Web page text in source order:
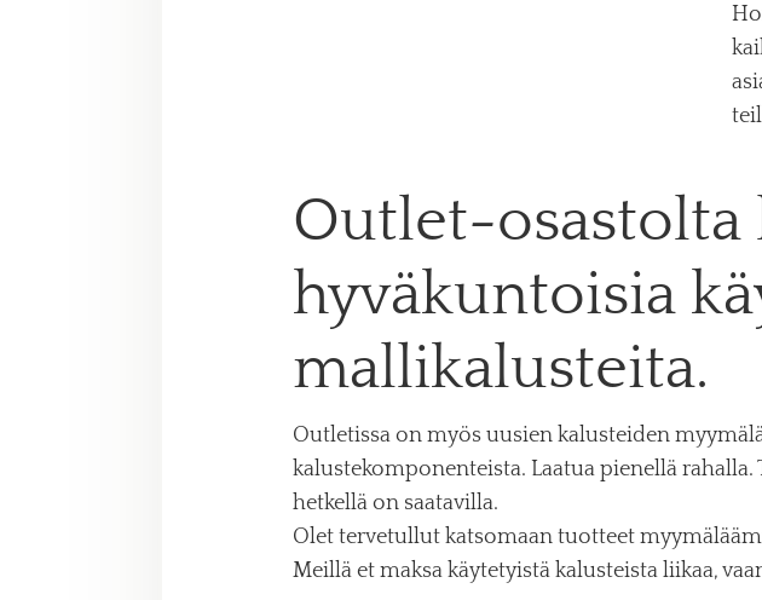
Outlet-osastolta
hyväkuntoisia
mallikalusteita.
Outletissa on myös uusien kalusteiden
kalustekomponenteista. Laatua pienellä
hetkellä on saatavilla.
Olet tervetullut katsomaan tuotteet
Meillä et maksa käytetyistä kalusteista liikaa,